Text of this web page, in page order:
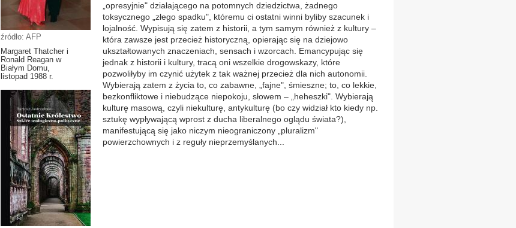
źródło: AFP
Margaret Thatcher i
Ronald Reagan w
Białym Domu,
listopad 1988 r.
„opresyjnie" działającego na potomnych dziedzictwa, żadnego
toksycznego „złego spadku", któremu ci ostatni winni byliby szacunek i
lojalność. Wypisują się zatem z historii, a tym samym również z kultury –
która zawsze jest przecież historyczną, opierając się na dziejowo
ukształtowanych znaczeniach, sensach i wzorcach. Emancypując się
jednak z historii i kultury, tracą oni wszelkie drogowskazy, które
pozwoliłyby im czynić użytek z tak ważnej przecież dla nich autonomii.
Wybierają zatem z życia to, co zabawne, „fajne", śmieszne; to, co lekkie,
bezkonfliktowe i niebudzące niepokoju, słowem – „heheszki". Wybierają
kulturę masową, czyli niekulturę, antykulturę (bo czy widział kto kiedy np.
sztukę wypływającą wprost z ducha liberalnego oglądu świata?),
manifestującą się jako niczym nieograniczony „pluralizm"
powierzchownych i z reguły nieprzemyślanych...